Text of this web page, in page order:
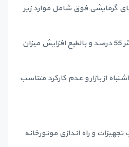
گرمایشی فوق شامل موارد زیر
- راندمان انرژی نهایی حداکثر 55 درصد و بالطبع افزایش میزان
از بازار و عدم کارکرد متناسب
و راه اندازی موتورخانه